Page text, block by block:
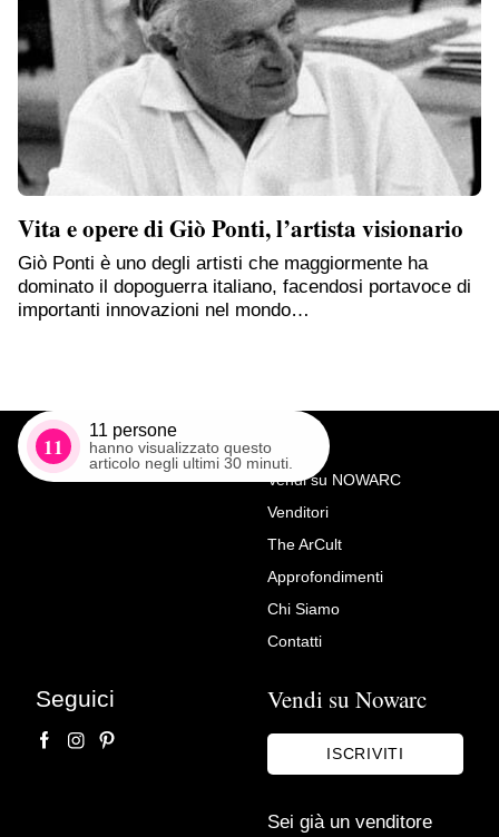
Vita e opere di Giò Ponti, l’artista visionario
Giò Ponti è uno degli artisti che maggiormente ha
dominato il dopoguerra italiano, facendosi portavoce di
importanti innovazioni nel mondo…
11
11 persone
hanno visualizzato questo
articolo negli ultimi 30 minuti.
Richiedi Maggiori Info su
Cassettone a ribalta
Antiche Armonie di Malachin Antonio
Vendi su NOWARC
Venditori
The ArCult
Approfondimenti
Chi Siamo
Contatti
Seguici Vendi su Nowarc
ISCRIVITI
Sei già un venditore